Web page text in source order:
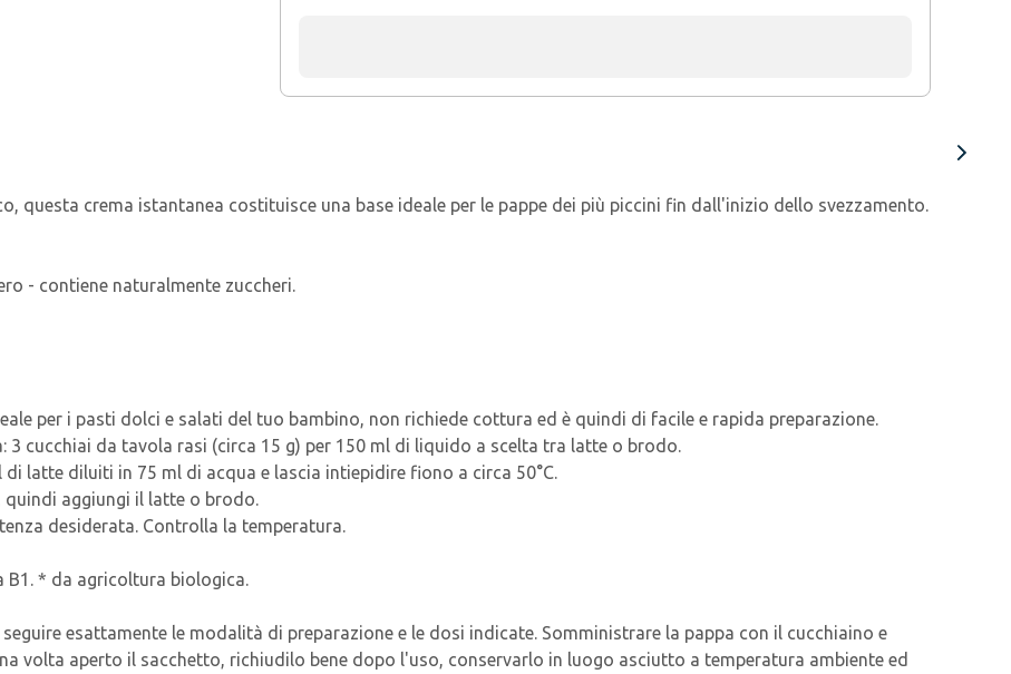
questa crema istantanea costituisce una base ideale per le pappe dei più piccini fin dall'inizio dello svezzamento.
- contiene naturalmente zuccheri.
per i pasti dolci e salati del tuo bambino, non richiede cottura ed è quindi di facile e rapida preparazione.
3 cucchiai da tavola rasi (circa 15 g) per 150 ml di liquido a scelta tra latte o brodo.
latte diluiti in 75 ml di acqua e lascia intiepidire fiono a circa 50°C.
aggiungi il latte o brodo.
desiderata. Controlla la temperatura.
B1. * da agricoltura biologica.
esattamente le modalità di preparazione e le dosi indicate. Somministrare la pappa con il cucchiaino e
volta aperto il sacchetto, richiudilo bene dopo l'uso, conservarlo in luogo asciutto a temperatura ambiente ed